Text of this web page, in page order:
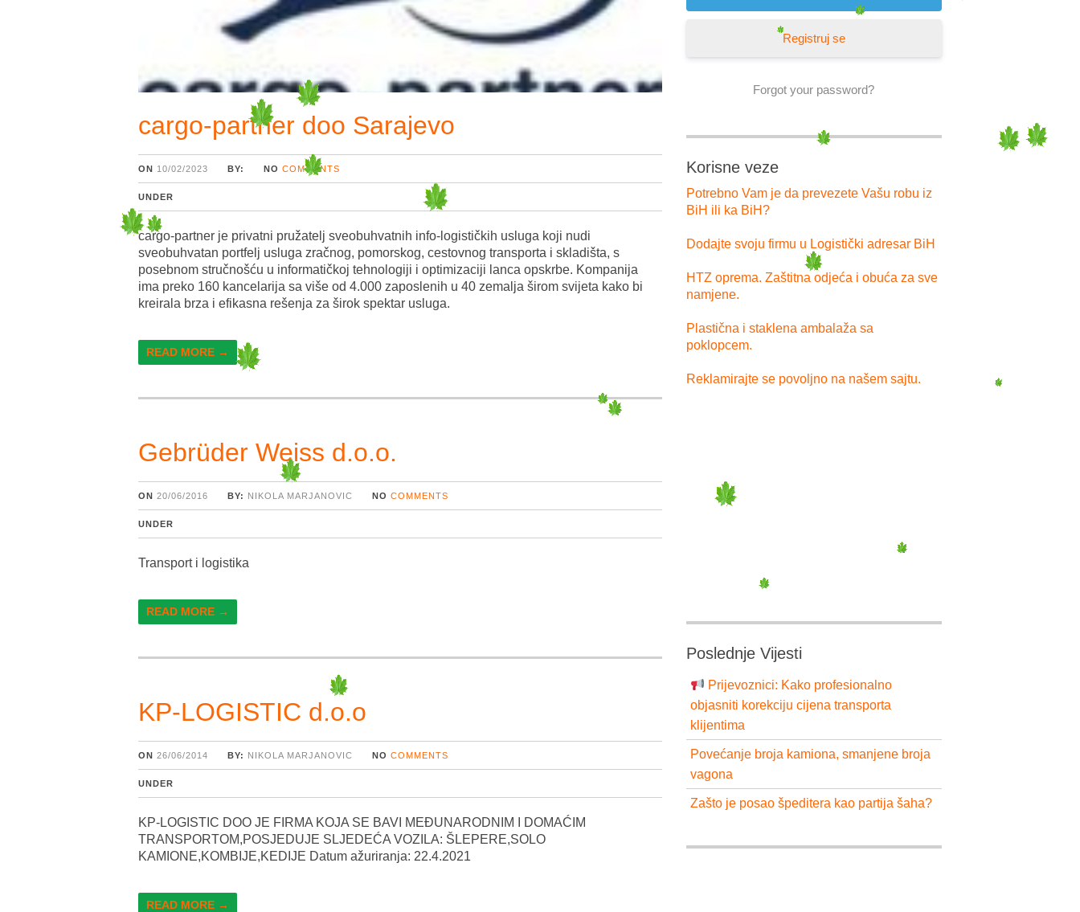
cargo-partner doo Sarajevo
ON 10/02/2023 BY: NO COMMENTS
UNDER
cargo-partner je privatni pružatelj sveobuhvatnih info-logističkih usluga koji nudi
sveobuhvatan portfelj usluga zračnog, pomorskog, cestovnog transporta i skladišta, s
posebnom stručnošću u informatičkoj tehnologiji i optimizaciji lanca opskrbe. Kompanija
ima preko 160 kancelarija sa više od 4.000 zaposlenih u 40 zemalja širom svijeta kako bi
kreirala brza i efikasna rešenja za širok spektar usluga.
READ MORE →
Gebrüder Weiss d.o.o.
ON 20/06/2016 BY: NIKOLA MARJANOVIC NO COMMENTS
UNDER
Transport i logistika
READ MORE →
KP-LOGISTIC d.o.o
ON 26/06/2014 BY: NIKOLA MARJANOVIC NO COMMENTS
UNDER
KP-LOGISTIC DOO JE FIRMA KOJA SE BAVI MEĐUNARODNIM I DOMAĆIM
TRANSPORTOM,POSJEDUJE SLJEDEĆA VOZILA: ŠLEPERE,SOLO
KAMIONE,KOMBIJE,KEDIJE Datum ažuriranja: 22.4.2021
READ MORE →
Registruj se
Forgot your password?
Korisne veze
Potrebno Vam je da prevezete Vašu robu iz
BiH ili ka BiH?
Dodajte svoju firmu u Logistički adresar BiH
HTZ oprema. Zaštitna odjeća i obuća za sve
namjene.
Plastična i staklena ambalaža sa
poklopcem.
Reklamirajte se povoljno na našem sajtu.
Poslednje Vijesti
Prijevoznici: Kako profesionalno
objasniti korekciju cijena transporta
klijentima
Povećanje broja kamiona, smanjene broja
vagona
Zašto je posao špeditera kao partija šaha?